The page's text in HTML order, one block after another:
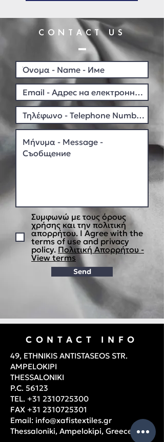
CONTACT US
Συμφωνώ με τους όρους
χρήσης και την πολιτική
απορρήτου. I Agree with the
terms of use and privacy
policy. Πολιτική Απορρήτου -
View terms
Send
CONTACT INFO
49, ETHNIKIS ANTISTASEOS STR.
AMPELOKIPI
THESSALONIKI
P.C. 56123
TEL. +31 2310725300
FAX +31 2310725301
Email: info@xafistextiles.gr
Thessaloniki, Ampelokipi, Greece